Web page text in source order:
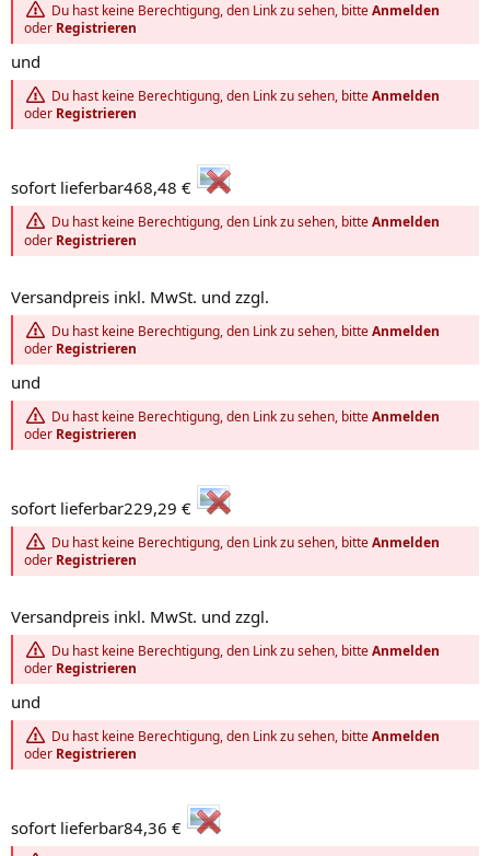
Du hast keine Berechtigung, den Link zu sehen, bitteAnmelden
oder Registrieren
und
Du hast keine Berechtigung, den Link zu sehen, bitteAnmelden
oder Registrieren
sofort lieferbar468,48 €
Du hast keine Berechtigung, den Link zu sehen, bitteAnmelden
oder Registrieren
Versandpreis inkl. MwSt. und zzgl.
Du hast keine Berechtigung, den Link zu sehen, bitteAnmelden
oder Registrieren
und
Du hast keine Berechtigung, den Link zu sehen, bitteAnmelden
oder Registrieren
sofort lieferbar229,29 €
Du hast keine Berechtigung, den Link zu sehen, bitteAnmelden
oder Registrieren
Versandpreis inkl. MwSt. und zzgl.
Du hast keine Berechtigung, den Link zu sehen, bitteAnmelden
oder Registrieren
und
Du hast keine Berechtigung, den Link zu sehen, bitteAnmelden
oder Registrieren
sofort lieferbar84,36 €